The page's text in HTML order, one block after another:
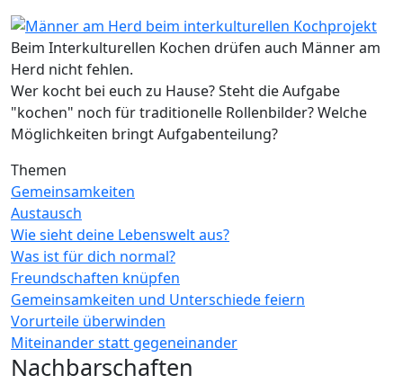
Beim Interkulturellen Kochen drüfen auch Männer am
Herd nicht fehlen.
Wer kocht bei euch zu Hause? Steht die Aufgabe
"kochen" noch für traditionelle Rollenbilder? Welche
Möglichkeiten bringt Aufgabenteilung?
Themen
Gemeinsamkeiten
Austausch
Wie sieht deine Lebenswelt aus?
Was ist für dich normal?
Freundschaften knüpfen
Gemeinsamkeiten und Unterschiede feiern
Vorurteile überwinden
Miteinander statt gegeneinander
Nachbarschaften